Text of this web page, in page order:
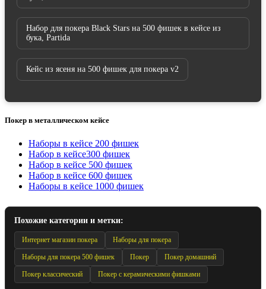
Набор для покера Black Stars на 500 фишек в кейсе из
бука, Partida
Кейс из ясеня на 500 фишек для покера v2
Покер в металлическом кейсе
Наборы в кейсе 200 фишек
Набор в кейсе300 фишек
Набор в кейсе 500 фишек
Набор в кейсе 600 фишек
Наборы в кейсе 1000 фишек
Похожие категории и метки:
Интернет магазин покера Наборы для покера
Наборы для покера 500 фишек Покер Покер домашний
Покер классический Покер с керамическими фишками